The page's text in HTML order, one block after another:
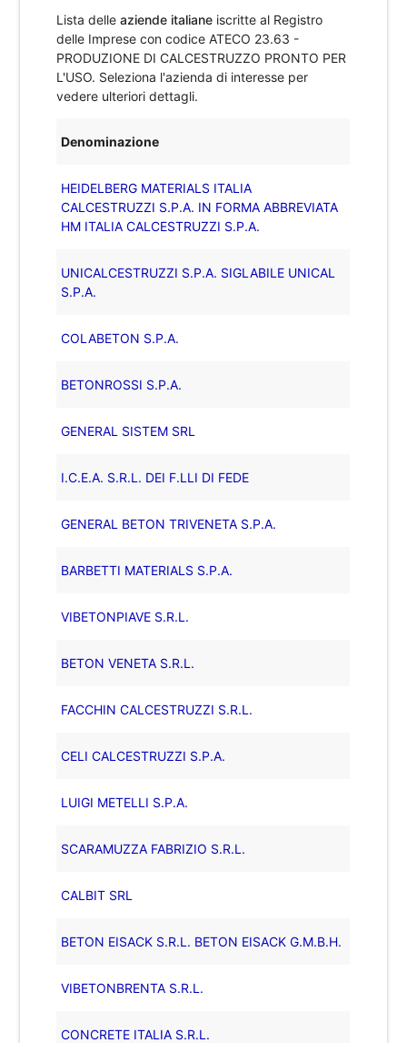
Lista delleaziende italiane iscritte al Registro
delle Imprese con codice ATECO 23.63 -
PRODUZIONE DI CALCESTRUZZO PRONTO PER
L'USO. Seleziona l'azienda di interesse per
vedere ulteriori dettagli.
Denominazione
HEIDELBERG MATERIALS ITALIA
CALCESTRUZZI S.P.A. IN FORMA ABBREVIATA
HM ITALIA CALCESTRUZZI S.P.A.
UNICALCESTRUZZI S.P.A. SIGLABILE UNICAL
S.P.A.
COLABETON S.P.A.
BETONROSSI S.P.A.
GENERAL SISTEM SRL
I.C.E.A. S.R.L. DEI F.LLI DI FEDE
GENERAL BETON TRIVENETA S.P.A.
BARBETTI MATERIALS S.P.A.
VIBETONPIAVE S.R.L.
BETON VENETA S.R.L.
FACCHIN CALCESTRUZZI S.R.L.
CELI CALCESTRUZZI S.P.A.
LUIGI METELLI S.P.A.
SCARAMUZZA FABRIZIO S.R.L.
CALBIT SRL
BETON EISACK S.R.L. BETON EISACK G.M.B.H.
VIBETONBRENTA S.R.L.
CONCRETE ITALIA S.R.L.